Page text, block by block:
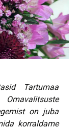
Tartumaa
on juba
korraldame